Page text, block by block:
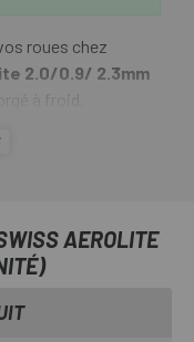
roues chez
2.0/0.9/ 2.3mm
à froid,
de forgeage à
! AEROLITE